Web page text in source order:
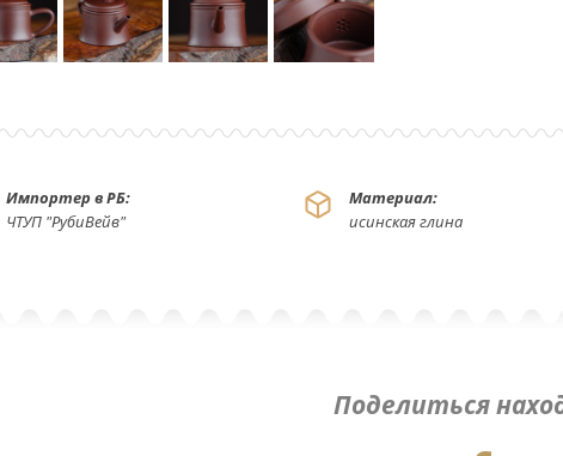
Импортер в РБ:
ЧТУП "РубиВейв"
Материал:
исинская глина
Поделиться